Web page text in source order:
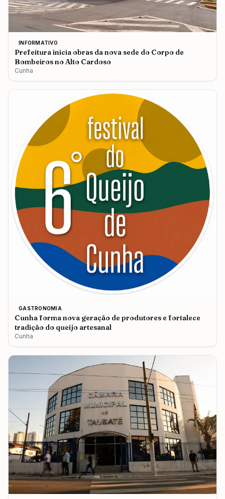
INFORMATIVO
Prefeitura inicia obras da nova sede do Corpo de
Bombeiros no Alto Cardoso
Cunha
GASTRONOMIA
Cunha forma nova geração de produtores e fortalece
tradição do queijo artesanal
Cunha